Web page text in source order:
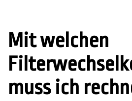
Mit welchen
muss ich